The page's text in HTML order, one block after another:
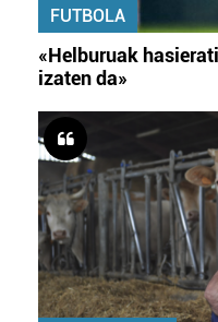
FUTBOLA
«Helburuak
izaten da»